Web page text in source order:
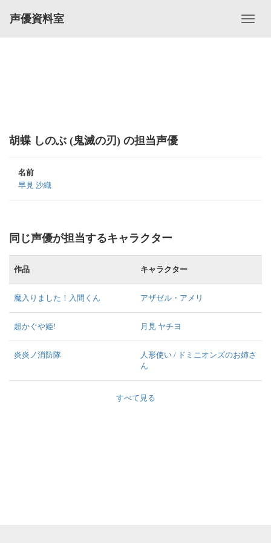
声優資料室
胡蝶 しのぶ (鬼滅の刃) の担当声優
名前
早見 沙織
同じ声優が担当するキャラクター
作品 キャラクター
魔入りました！入間くん アザゼル・アメリ
超かぐや姫! 月見 ヤチヨ
炎炎ノ消防隊
人形使い / ドミニオンズのお姉さ
ん
すべて見る